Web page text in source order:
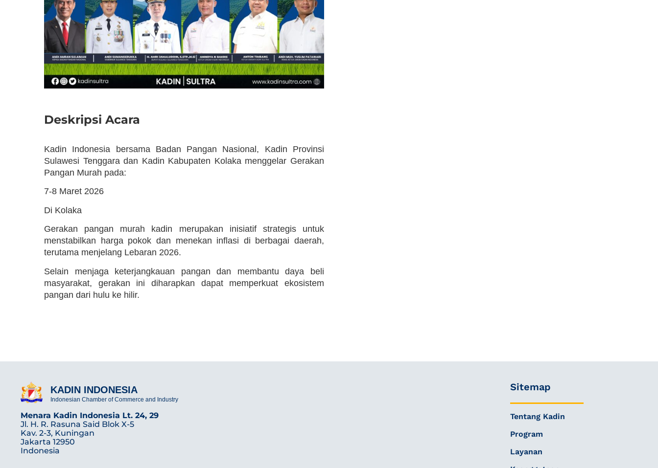
Deskripsi Acara
Kadin Indonesia bersama Badan Pangan Nasional, Kadin Provinsi
Sulawesi Tenggara dan Kadin Kabupaten Kolaka menggelar Gerakan
Pangan Murah pada:
7-8 Maret 2026
Di Kolaka
Gerakan pangan murah kadin merupakan inisiatif strategis untuk
menstabilkan harga pokok dan menekan inflasi di berbagai daerah,
terutama menjelang Lebaran 2026.
Selain menjaga keterjangkauan pangan dan membantu daya beli
masyarakat, gerakan ini diharapkan dapat memperkuat ekosistem
pangan dari hulu ke hilir.
KADIN INDONESIA
Indonesian Chamber of Commerce and Industry
Menara Kadin Indonesia Lt. 24, 29
Jl. H. R. Rasuna Said Blok X-5
Kav. 2-3, Kuningan
Jakarta 12950
Indonesia
Sitemap
Tentang Kadin
Program
Layanan